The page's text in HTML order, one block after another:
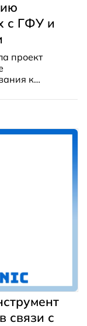
с ГФУ и
проект
к
в
и
связи с